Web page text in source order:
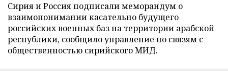
Сирия и Россия подписали меморандум о
взаимопонимании касательно будущего
российских военных баз на территории арабской
республики, сообщило управление по связям с
общественностью сирийского МИД.